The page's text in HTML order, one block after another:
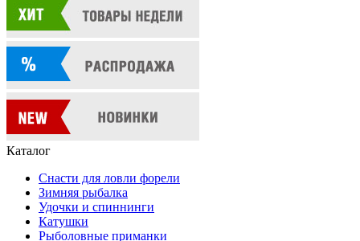
Каталог
Снасти для ловли форели
Зимняя рыбалка
Удочки и спиннинги
Катушки
Рыболовные приманки